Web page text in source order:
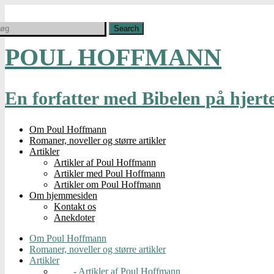
POUL HOFFMANN
En forfatter med Bibelen på
Om Poul Hoffmann
Romaner, noveller og større artikler
Artikler
Artikler af Poul Hoffmann
Artikler med Poul Hoffmann
Artikler om Poul Hoffmann
Om hjemmesiden
Kontakt os
Anekdoter
Om Poul Hoffmann
Romaner, noveller og større artikler
Artikler
- Artikler af Poul Hoffmann